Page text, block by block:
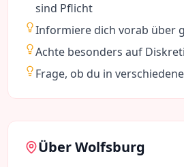
sind Pflicht
Informiere dich vorab über
Achte besonders auf
Frage, ob du in
ÜberWolfsburg